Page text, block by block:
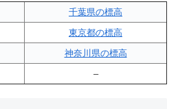
千葉県の標高
東京都の標高
神奈川県の標高
–